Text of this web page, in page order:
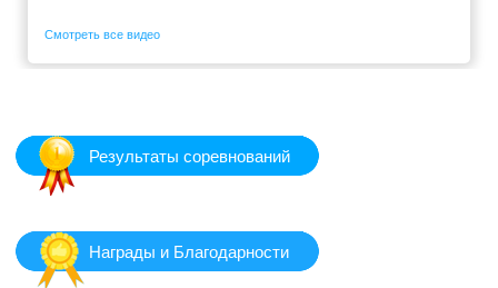
Смотреть все видео
Результаты соревнований
Награды и Благодарности